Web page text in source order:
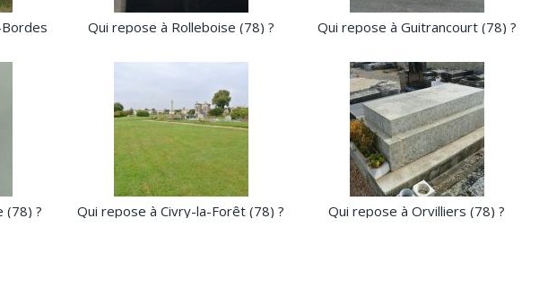
Qui repose à Rolleboise (78) ? Qui repose à Guitrancourt (78) ?
(78) ? Qui repose à Civry-la-Forêt (78) ? Qui repose à Orvilliers (78) ?